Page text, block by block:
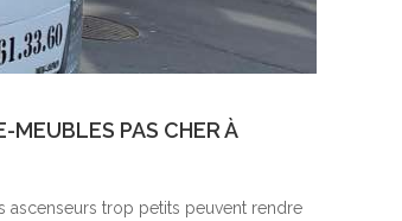
PAS CHER À
ascenseurs trop petits peuvent rendre